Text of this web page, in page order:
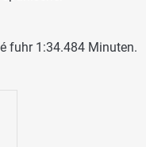
fuhr 1:34.484 Minuten.